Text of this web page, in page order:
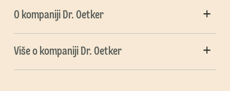
O kompaniji Dr. Oetker
Više o kompaniji Dr. Oetker